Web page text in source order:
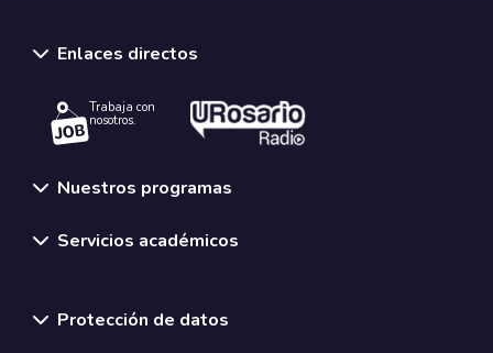
Enlaces directos
Trabaja con
nosotros.
Nuestros programas
Servicios académicos
Protección de datos